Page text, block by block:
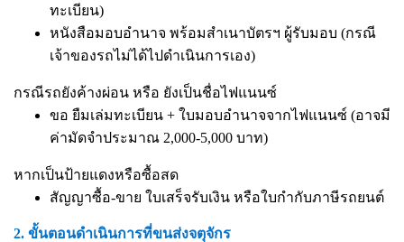
ทะเบียน)
หนังสือมอบอำนาจ พร้อมสำเนาบัตรฯ ผู้รับมอบ (กรณี
เจ้าของรถไม่ได้ไปดำเนินการเอง)
กรณีรถยังค้างผ่อน หรือ ยังเป็นชื่อไฟแนนซ์
ขอ ยืมเล่มทะเบียน + ใบมอบอำนาจจากไฟแนนซ์ (อาจมี
ค่ามัดจำประมาณ 2,000-5,000 บาท)
หากเป็นป้ายแดงหรือซื้อสด
สัญญาซื้อ-ขาย ใบเสร็จรับเงิน หรือใบกำกับภาษีรถยนต์
2. ขั้นตอนดำเนินการที่ขนส่งจตุจักร